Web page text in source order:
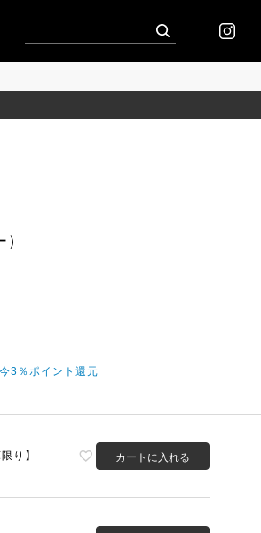
ン」 予約│「エッグジ
3％ポイント還元
り】 カートに入れる